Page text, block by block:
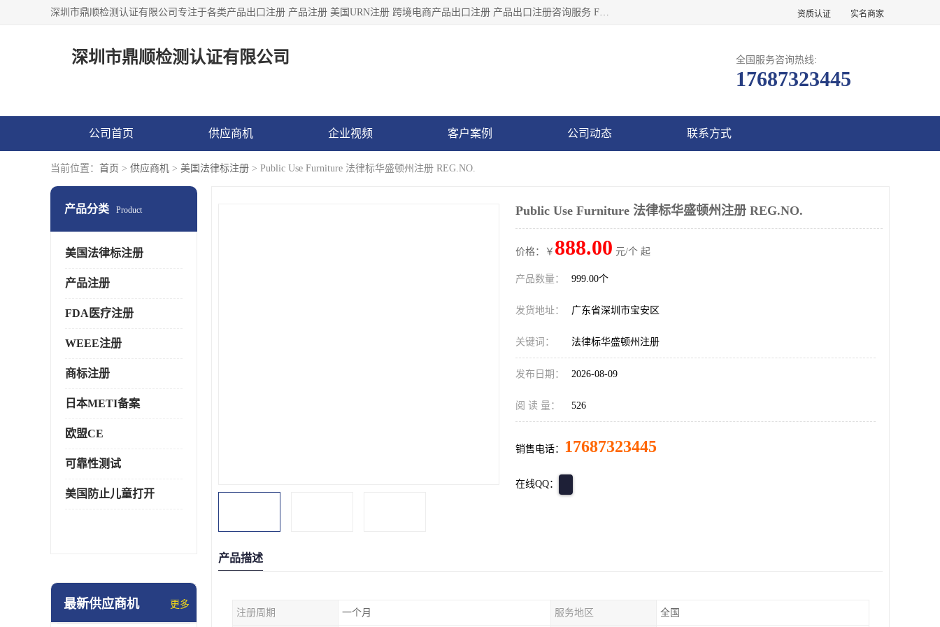
深圳市鼎顺检测认证有限公司专注于各类产品出口注册 产品注册 美国URN注册 跨境电商产品出口注册 产品出口注册咨询服务 FDA食品注册等我们是一家商务服务公司，为客户提供商标注册，本公司实力雄厚，能满足客户多种需求。 资质认证 实名商家
深圳市鼎顺检测认证有限公司 全国服务咨询热线:
17687323445
公司首页 供应商机 企业视频 客户案例 公司动态 联系方式
当前位置： 首页 > 供应商机 > 美国法律标注册 > Public Use Furniture 法律标华盛顿州注册 REG.NO.
产品分类 Product
美国法律标注册
产品注册
FDA医疗注册
WEEE注册
商标注册
日本METI备案
欧盟CE
可靠性测试
美国防止儿童打开
最新供应商机 更多
Public Use Furniture 法律标华盛顿州注册 REG.NO.
价格：￥ 888.00 元/个 起
产品数量： 999.00个
发货地址： 广东省深圳市宝安区
关键词： 法律标华盛顿州注册
发布日期： 2026-08-09
阅 读 量： 526
销售电话： 17687323445
在线QQ：
产品描述
注册周期 一个月 服务地区 全国